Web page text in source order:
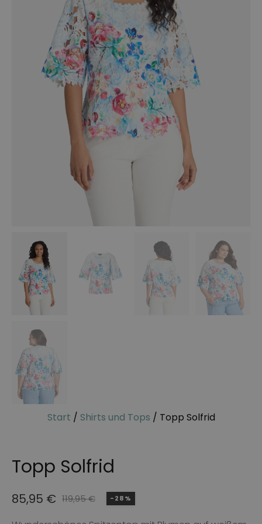
Start / Shirts und Tops / Topp Solfrid
Topp Solfrid
119,95€
Ursprünglicher
85,95 €
Aktueller
-28%